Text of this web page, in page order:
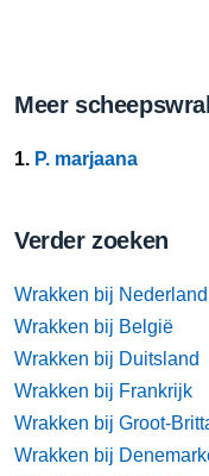
Meer
1. P. marjaana
Verder zoeken
Wrakken bij Nederland
Wrakken bij België
Wrakken bij Duitsland
Wrakken bij Frankrijk
Wrakken bij Groot-
Wrakken bij